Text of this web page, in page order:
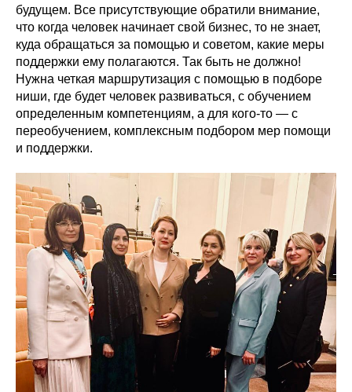
будущем. Все присутствующие обратили внимание,
что когда человек начинает свой бизнес, то не знает,
куда обращаться за помощью и советом, какие меры
поддержки ему полагаются. Так быть не должно!
Нужна четкая маршрутизация с помощью в подборе
ниши, где будет человек развиваться, с обучением
определенным компетенциям, а для кого-то — с
переобучением, комплексным подбором мер помощи
и поддержки.